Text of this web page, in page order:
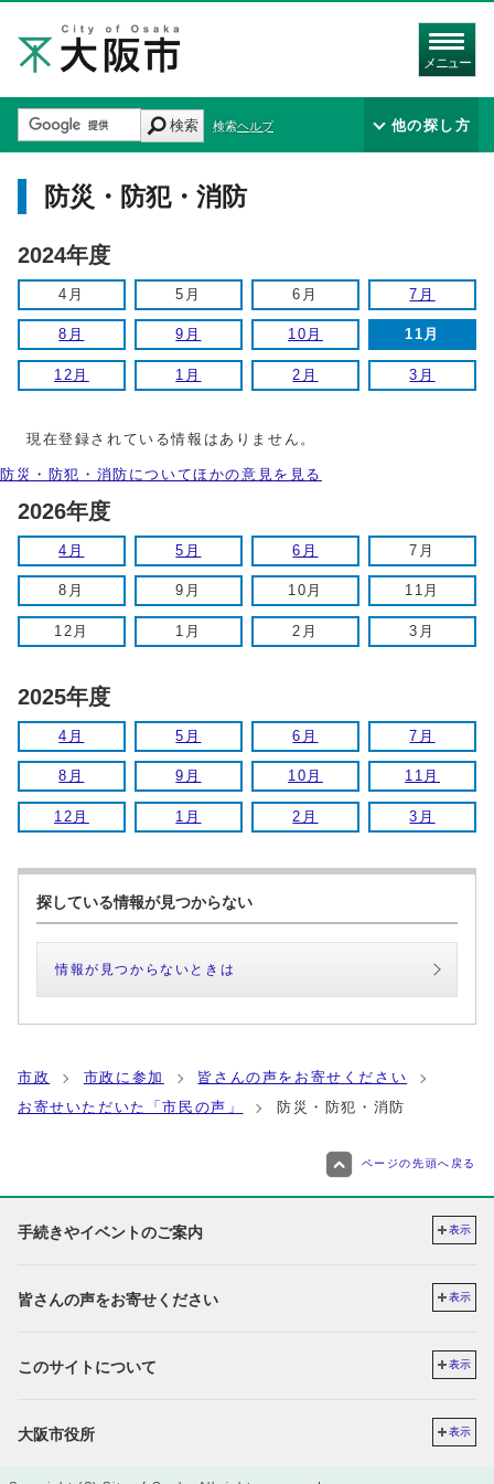
メニュー
検索 検索ヘルプ 他の探し方
防災・防犯・消防
2024年度
4月 5月 6月 7月
8月 9月 10月 11月
12月 1月 2月 3月
現在登録されている情報はありません。
防災・防犯・消防についてほかの意見を見る
2026年度
4月 5月 6月 7月
8月 9月 10月 11月
12月 1月 2月 3月
2025年度
4月 5月 6月 7月
8月 9月 10月 11月
12月 1月 2月 3月
探している情報が見つからない
情報が見つからないときは
市政 市政に参加
皆さんの声をお寄せください
お寄せいただいた「市民の声」
防災・防犯・消防
ページの先頭へ戻る
手続きやイベントのご案内 表示
皆さんの声をお寄せください 表示
このサイトについて 表示
大阪市役所 表示